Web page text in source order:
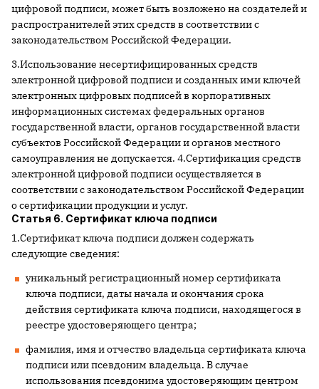
цифровой подписи, может быть возложено на создателей и
распространителей этих средств в соответствии с
законодательством Российской Федерации.
3.Использование несертифицированных средств
электронной цифровой подписи и созданных ими ключей
электронных цифровых подписей в корпоративных
информационных системах федеральных органов
государственной власти, органов государственной власти
субъектов Российской Федерации и органов местного
самоуправления не допускается. 4.Сертификация средств
электронной цифровой подписи осуществляется в
соответствии с законодательством Российской Федерации
о сертификации продукции и услуг.
Статья 6. Сертификат ключа подписи
1.Сертификат ключа подписи должен содержать
следующие сведения:
уникальный регистрационный номер сертификата
ключа подписи, даты начала и окончания срока
действия сертификата ключа подписи, находящегося в
реестре удостоверяющего центра;
фамилия, имя и отчество владельца сертификата ключа
подписи или псевдоним владельца. В случае
использования псевдонима удостоверяющим центром